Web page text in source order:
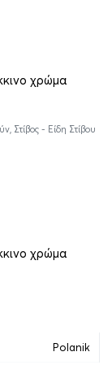
χρώμα
, Στίβος - Είδη Στίβου
χρώμα
Polanik